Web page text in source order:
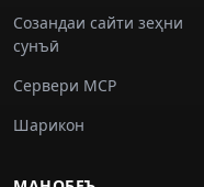
Созандаи сайти зеҳни
сунъӣ
Сервери MCP
Шарикон